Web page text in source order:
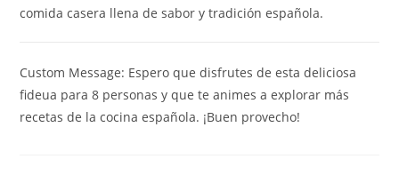
comida casera llena de sabor y tradición española.
Custom Message: Espero que disfrutes de esta deliciosa
fideua para 8 personas y que te animes a explorar más
recetas de la cocina española. ¡Buen provecho!